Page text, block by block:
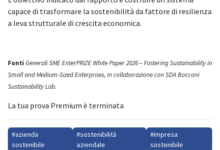
capace di trasformare la sostenibilità da fattore di resilienza
a leva strutturale di crescita economica.
Fonti Generali SME EnterPRIZE White Paper 2026 – Fostering Sustainability in
Small and Medium-Sized Enterprises, in collaborazione con SDA Bocconi
Sustainability Lab.
La tua prova Premium è terminata
#azienda
sostenibile
#sostenibilità
aziendale
#impresa
sostenibile